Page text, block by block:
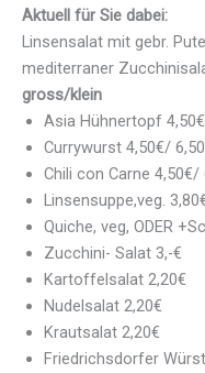
Aktuell für Sie dabei:
Linsensalat mit gebr.
mediterraner
gross/klein
Asia Hühnertopf
Currywurst 4,50€/
Chili con Carne 4,50€/
Linsensuppe,veg.
Quiche, veg, ODER
Zucchini- Salat 3,-€
Kartoffelsalat 2,20€
Nudelsalat 2,20€
Krautsalat 2,20€
Friedrichsdorfer